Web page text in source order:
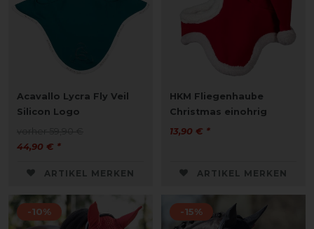
Acavallo Lycra Fly Veil
Silicon Logo
44,90 € *
ARTIKEL MERKEN
HKM Fliegenhaube
Christmas einohrig
13,90 € *
ARTIKEL MERKEN
-10% -15%